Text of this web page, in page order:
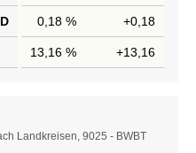
0,18 % +0,18
13,16 % +13,16
Landkreisen, 9025 - BWBT